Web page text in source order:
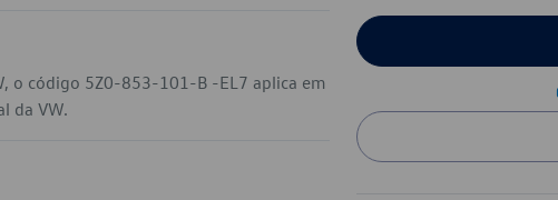
o código 5Z0-853-101-B -EL7 aplica em
da VW.